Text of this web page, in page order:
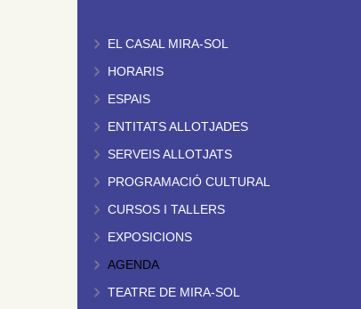
EL CASAL MIRA-SOL
HORARIS
ESPAIS
ENTITATS ALLOTJADES
SERVEIS ALLOTJATS
PROGRAMACIÓ CULTURAL
CURSOS I TALLERS
EXPOSICIONS
AGENDA
TEATRE DE MIRA-SOL